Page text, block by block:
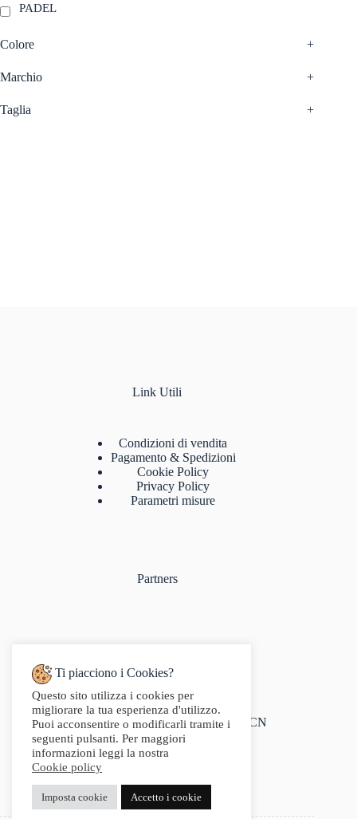
PADEL
Colore +
Marchio +
Taglia +
Link Utili
Condizioni di vendita
Pagamento & Spedizioni
Cookie Policy
Privacy Policy
Parametri misure
Partners
Indirizzo:
Via Audisio, 26, 12042 Bra CN
Telefono:
0172 412 414
Fax:
0172412414
Ti piacciono i Cookies?
Questo sito utilizza i cookies per
migliorare la tua esperienza d'utilizzo.
Puoi acconsentire o modificarli tramite i
seguenti pulsanti. Per maggiori
informazioni leggi la nostra
Cookie policy
Imposta cookie Accetto i cookie